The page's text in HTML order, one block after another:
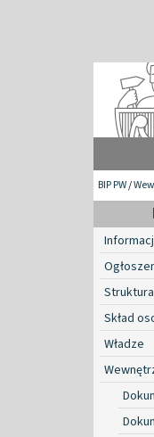
BIP PW/
Skład
Władze